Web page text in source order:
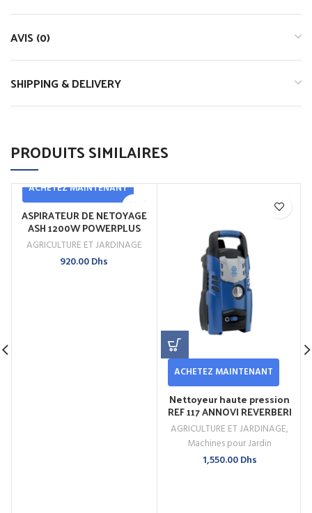
AVIS (0)
SHIPPING & DELIVERY
PRODUITS SIMILAIRES
ACHETEZ MAINTENANT
ASPIRATEUR DE NETOYAGE
ASH 1200W POWERPLUS
(Copie)
AGRICULTURE ET JARDINAGE
920.00Dhs
ACHETEZ MAINTENANT
Nettoyeur haute pression
REF 117 ANNOVI REVERBERI
BLUE
AGRICULTURE ET JARDINAGE,
Machines pour Jardin
1,550.00Dhs